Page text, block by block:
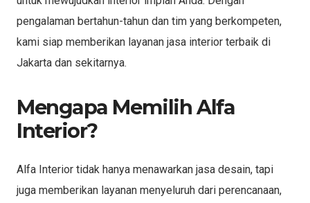
pengalaman bertahun-tahun dan tim yang berkompeten,
kami siap memberikan layanan jasa interior terbaik di
Jakarta dan sekitarnya.
Mengapa Memilih Alfa
Interior?
Alfa Interior tidak hanya menawarkan jasa desain, tapi
juga memberikan layanan menyeluruh dari perencanaan,